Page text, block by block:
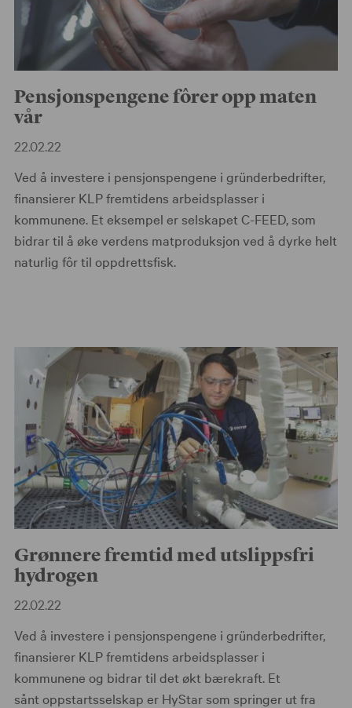
Pensjonspengene fôrer opp maten
vår
22.02.22
Ved å investere i pensjonspengene i gründerbedrifter,
finansierer KLP fremtidens arbeidsplasser i
kommunene. Et eksempel er selskapet C-FEED, som
bidrar til å øke verdens matproduksjon ved å dyrke helt
naturlig fôr til oppdrettsfisk.
Grønnere fremtid med utslippsfri
hydrogen
22.02.22
Ved å investere i pensjonspengene i gründerbedrifter,
finansierer KLP fremtidens arbeidsplasser i
kommunene og bidrar til det økt bærekraft. Et
sånt oppstartsselskap er HyStar som springer ut fra